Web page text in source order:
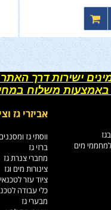
ישירות דרך
באמצעות משלוח
אביזרי גז
מים
ווסתי גז
ברזי גז
מחברי צנרת גז
צינורות מים וגז
ציוד עזר
כלי עבודה
מבערי גז